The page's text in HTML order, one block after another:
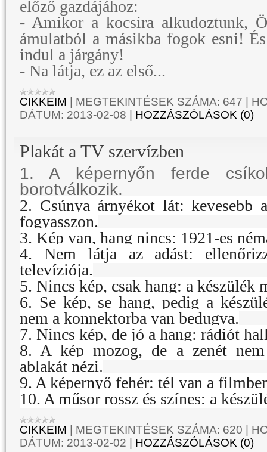
előző gazdájához:
- Amikor a kocsira alkudoztunk,
ámulatból a másikba fogok esni!
indul a járgány!
- Na látja, ez az első...
CIKKEIM MEGTEKINTÉSEK SZÁMA: 647
DÁTUM: 2013-02-08 HOZZÁSZÓLÁSOK (0)
Plakát a TV szervízben
1. A képernyőn ferde
borotválkozik.
2. Csúnya árnyékot lát: kevesebb
fogyasszon.
3. Kép van, hang nincs: 1921-es
4. Nem látja az adást:
televíziója.
5. Nincs kép, csak hang: a készülék
6. Se kép, se hang, pedig a
nem a konnektorba van bedugva.
7. Nincs kép, de jó a hang: rádiót
8. A kép mozog, de a zenét
ablakát nézi.
9. A képernyő fehér: tél van a
10. A műsor rossz és színes: a
CIKKEIM MEGTEKINTÉSEK SZÁMA: 620
DÁTUM: 2013-02-02 HOZZÁSZÓLÁSOK (0)